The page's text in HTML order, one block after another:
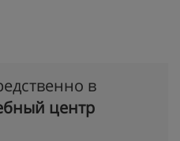
в
центр